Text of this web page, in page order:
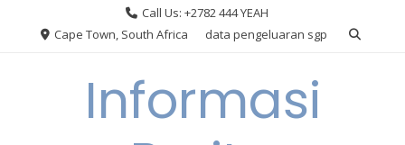
Call Us: +2782 444 YEAH
Cape Town, South Africa
data pengeluaran sgp
Informasi